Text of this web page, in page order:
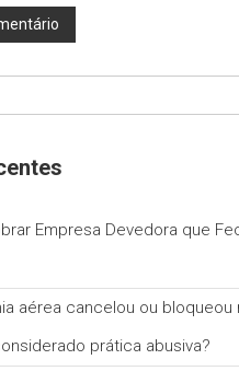
Empresa Devedora que
aérea cancelou ou bloqueou
prática abusiva?